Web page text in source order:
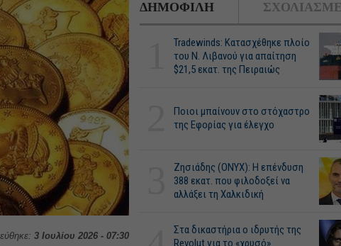
3 Ιουλίου 2026 - 07:30
ΔΗΜΟΦΙΛΗ
Tradewinds: Κατασχέθηκε πλοίο
του Ν. Λιβανού για απαίτηση
$21,5 εκατ. της Πειραιώς
Ποιοι μπαίνουν στο στόχαστρο
της Εφορίας για έλεγχο
Ζησιάδης (ONYX): Η επένδυση
388 εκατ. που φιλοδοξεί να
αλλάξει τη Χαλκιδική
Στα δικαστήρια ο ιδρυτής της
Revolut για το «χρυσό»